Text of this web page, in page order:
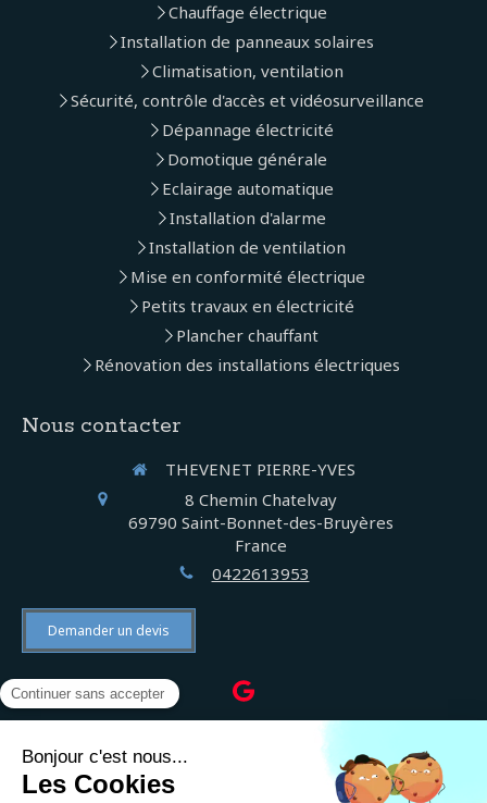
Chauffage électrique
Installation de panneaux solaires
Climatisation, ventilation
Sécurité, contrôle d'accès et vidéosurveillance
Dépannage électricité
Domotique générale
Eclairage automatique
Installation d'alarme
Installation de ventilation
Mise en conformité électrique
Petits travaux en électricité
Plancher chauffant
Rénovation des installations électriques
Nous contacter
THEVENET PIERRE-YVES
8 Chemin Chatelvay
69790 Saint-Bonnet-des-Bruyères
France
0422613953
Demander un devis
©2022 THEVENET PIERRE-YVES - Électricien